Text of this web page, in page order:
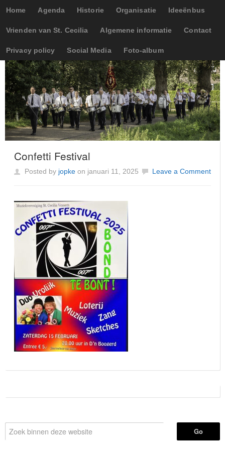
Home Agenda Historie Organisatie Ideeënbus
Vrienden van St. Cecilia Algemene informatie Contact
Privacy policy Social Media Foto-album
Confetti Festival
Posted by jopke on januari 11, 2025 Leave a Comment